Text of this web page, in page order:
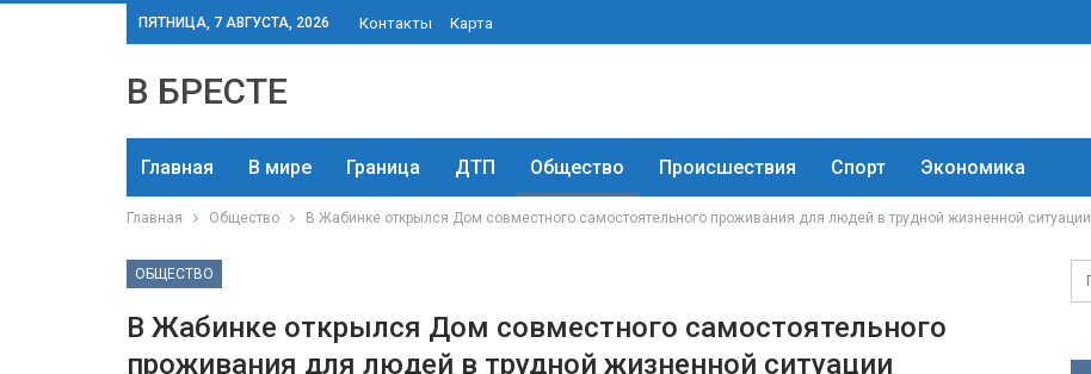
ПЯТНИЦА, 7 АВГУСТА, 2026 Контакты Карта
В БРЕСТЕ
Главная В мире Граница ДТП Общество Происшествия Спорт Экономика
Главная Общество В Жабинке открылся Дом совместного самостоятельного проживания для людей в трудной жизненной ситуации
ОБЩЕСТВО
В Жабинке открылся Дом совместного самостоятельного
проживания для людей в трудной жизненной ситуации